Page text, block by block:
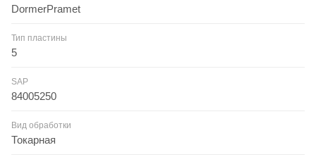
DormerPramet
Тип пластины
5
SAP
84005250
Вид обработки
Токарная